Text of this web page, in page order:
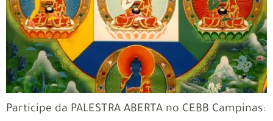
Participe da PALESTRA ABERTA no CEBB Campinas: